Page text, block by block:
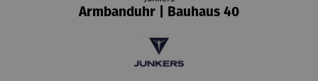
Armbanduhr | Bauhaus 40